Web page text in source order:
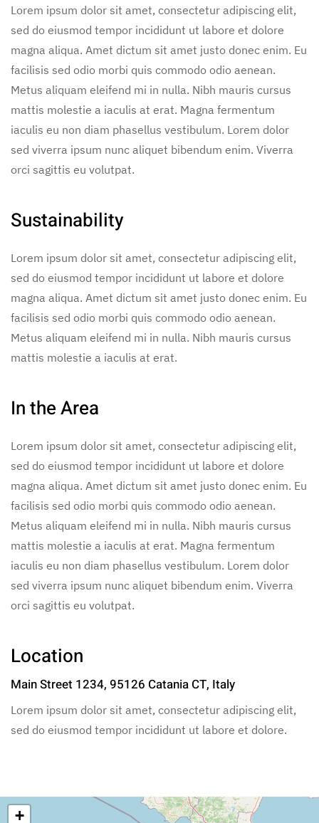
Lorem ipsum dolor sit amet, consectetur adipiscing elit,
sed do eiusmod tempor incididunt ut labore et dolore
magna aliqua. Amet dictum sit amet justo donec enim. Eu
facilisis sed odio morbi quis commodo odio aenean.
Metus aliquam eleifend mi in nulla. Nibh mauris cursus
mattis molestie a iaculis at erat. Magna fermentum
iaculis eu non diam phasellus vestibulum. Lorem dolor
sed viverra ipsum nunc aliquet bibendum enim. Viverra
orci sagittis eu volutpat.
Sustainability
Lorem ipsum dolor sit amet, consectetur adipiscing elit,
sed do eiusmod tempor incididunt ut labore et dolore
magna aliqua. Amet dictum sit amet justo donec enim. Eu
facilisis sed odio morbi quis commodo odio aenean.
Metus aliquam eleifend mi in nulla. Nibh mauris cursus
mattis molestie a iaculis at erat.
In the Area
Lorem ipsum dolor sit amet, consectetur adipiscing elit,
sed do eiusmod tempor incididunt ut labore et dolore
magna aliqua. Amet dictum sit amet justo donec enim. Eu
facilisis sed odio morbi quis commodo odio aenean.
Metus aliquam eleifend mi in nulla. Nibh mauris cursus
mattis molestie a iaculis at erat. Magna fermentum
iaculis eu non diam phasellus vestibulum. Lorem dolor
sed viverra ipsum nunc aliquet bibendum enim. Viverra
orci sagittis eu volutpat.
Location
Main Street 1234, 95126 Catania CT, Italy
Lorem ipsum dolor sit amet, consectetur adipiscing elit,
sed do eiusmod tempor incididunt ut labore et dolore.
+